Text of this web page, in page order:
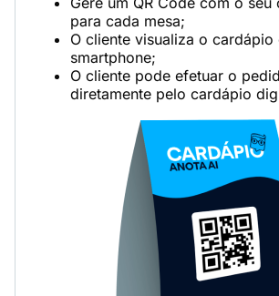
para cada mesa;
O cliente visualiza o cardápio
smartphone;
O cliente pode efetuar o
diretamente pelo cardápio